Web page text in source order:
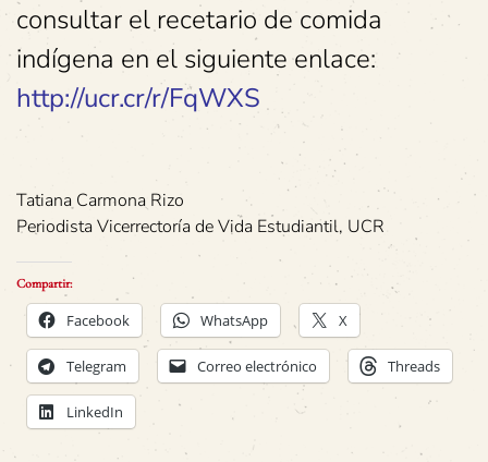
consultar el recetario de comida
indígena en el siguiente enlace:
http://ucr.cr/r/FqWXS
Tatiana Carmona Rizo
Periodista Vicerrectoría de Vida Estudiantil, UCR
Compartir:
Facebook WhatsApp X
Telegram Correo electrónico Threads
LinkedIn